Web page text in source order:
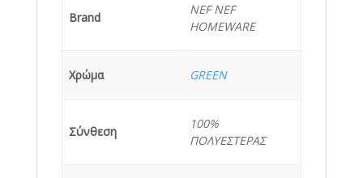
Brand
NEF NEF
HOMEWARE
Χρώμα GREEN
Σύνθεση
100%
ΠΟΛΥΕΣΤΕΡΑΣ